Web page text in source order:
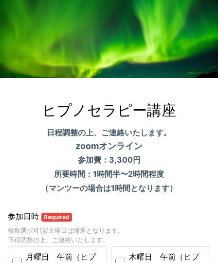
ヒプノセラピー講座
日程調整の上、ご連絡いたします。
zoomオンライン
参加費：3,300円
所要時間：1時間半〜2時間程度
（マンツーの場合は1時間となります）
参加日時 Required
複数選択可能/土曜日は隔週となります。
日程調整の上、ご連絡いたします。
月曜日 午前（ヒプ
木曜日 午前（ヒプ